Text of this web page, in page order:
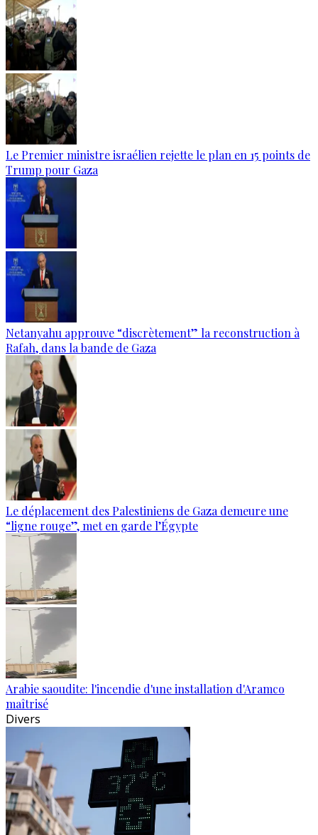
Le Premier ministre israélien rejette le plan en 15 points de
Trump pour Gaza
Netanyahu approuve “discrètement” la reconstruction à
Rafah, dans la bande de Gaza
Le déplacement des Palestiniens de Gaza demeure une
“ligne rouge”, met en garde l’Égypte
Arabie saoudite: l'incendie d'une installation d'Aramco
maîtrisé
Divers